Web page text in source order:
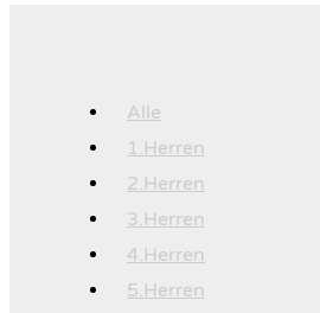
Alle
1.Herren
2.Herren
3.Herren
4.Herren
5.Herren